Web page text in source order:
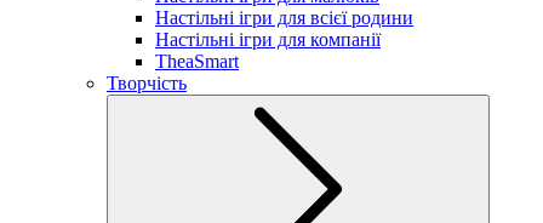
Настільні ігри для всієї родини
Настільні ігри для компанії
TheaSmart
Творчість